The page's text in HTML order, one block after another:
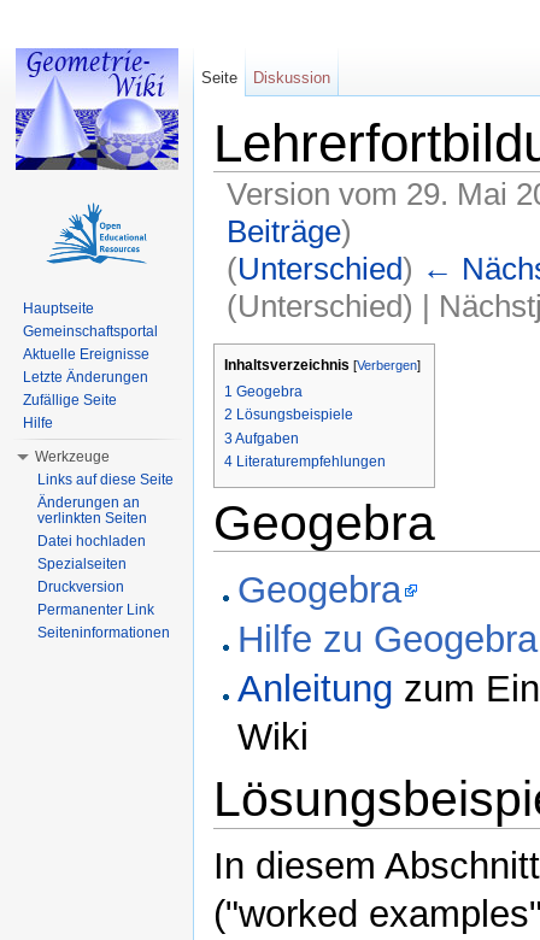
Version vom 29. Mai
Beiträge)
(Unterschied) ←
(Unterschied) |
Inhaltsverzeichnis [Verbergen]
1 Geogebra
2 Lösungsbeispiele
3Aufgaben
4 Literaturempfehlungen
Geogebra
Geogebra
Hilfe zu Geogebra
Anleitung zum
Wiki
In diesem
("worked
Seite Diskussion
Hauptseite
Gemeinschaftsportal
Aktuelle Ereignisse
Letzte Änderungen
Zufällige Seite
Hilfe
Werkzeuge
Links auf diese Seite
Änderungen an
verlinkten Seiten
Datei hochladen
Spezialseiten
Druckversion
Permanenter Link
Seiteninformationen